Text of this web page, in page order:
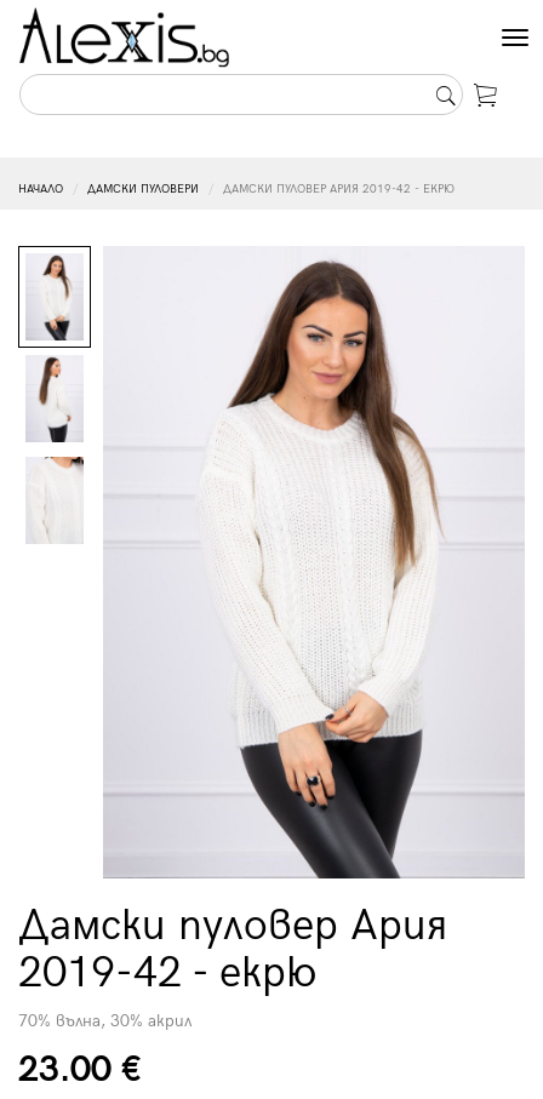
НАЧАЛО ДАМСКИ ПУЛОВЕРИ ДАМСКИ ПУЛОВЕР АРИЯ 2019-42 - ЕКРЮ
Дамски пуловер Ария
2019-42 - екрю
70% вълна, 30% акрил
23.00 €